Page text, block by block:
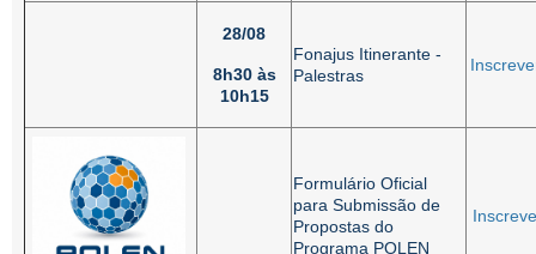
28/08
8h30 às
10h15
Fonajus Itinerante -
Palestras
Formulário Oficial
para Submissão de
Propostas do
Programa POLEN